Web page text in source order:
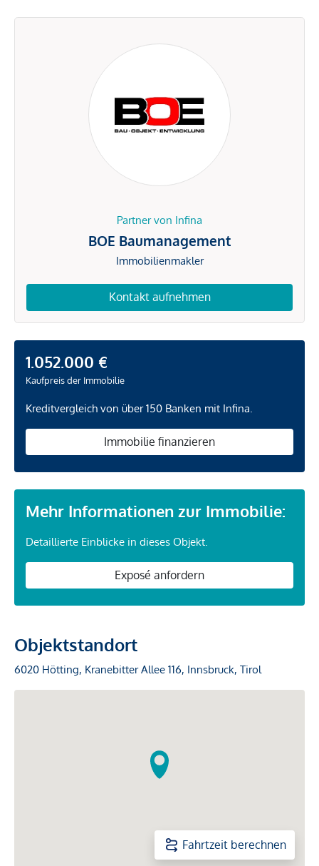
Partner von Infina
BOE Baumanagement
Immobilienmakler
Kontakt aufnehmen
1.052.000 €
Kaufpreis der Immobilie
Kreditvergleich von über 150 Banken mit Infina.
Immobilie finanzieren
Mehr Informationen zur Immobilie:
Detaillierte Einblicke in dieses Objekt.
Exposé anfordern
Objektstandort
6020 Hötting, Kranebitter Allee 116, Innsbruck, Tirol
Fahrtzeit berechnen